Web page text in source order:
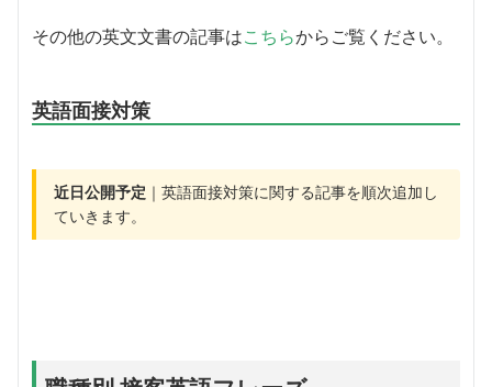
その他の英文文書の記事はこちらからご覧ください。
英語面接対策
近日公開予定 ｜英語面接対策に関する記事を順次追加し
ていきます。